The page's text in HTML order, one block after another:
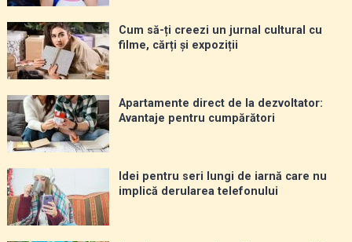
Cum să-ți creezi un jurnal cultural cu
filme, cărți și expoziții
Apartamente direct de la dezvoltator:
Avantaje pentru cumpărători
Idei pentru seri lungi de iarnă care nu
implică derularea telefonului